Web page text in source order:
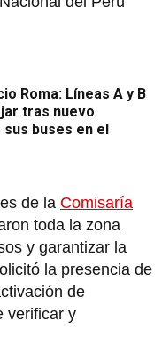
Roma: Líneas A y B
tras nuevo
buses en el
de la Comisaría
toda la zona
y garantizar la
la presencia de
de
verificar y